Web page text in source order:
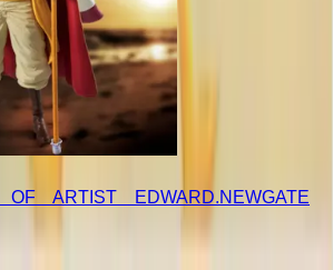
ARTIST EDWARD.NEWGATE